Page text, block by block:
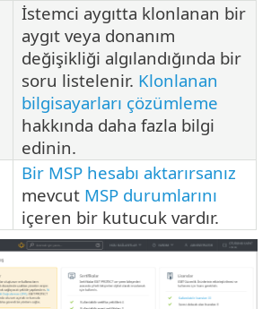
İstemci aygıtta klonlanan bir
aygıt veya donanım
değişikliği algılandığında bir
soru listelenir. Klonlanan
bilgisayarları çözümleme
hakkında daha fazla bilgi
edinin.
Bir MSP hesabı aktarırsanız
mevcut MSP durumlarını
içeren bir kutucuk vardır.